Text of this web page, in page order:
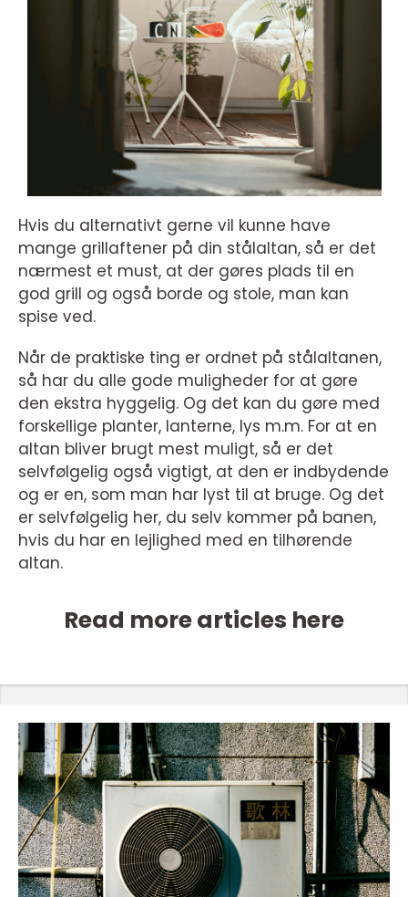
Hvis du alternativt gerne vil kunne have
mange grillaftener på din stålaltan, så er det
nærmest et must, at der gøres plads til en
god grill og også borde og stole, man kan
spise ved.
Når de praktiske ting er ordnet på stålaltanen,
så har du alle gode muligheder for at gøre
den ekstra hyggelig. Og det kan du gøre med
forskellige planter, lanterne, lys m.m. For at en
altan bliver brugt mest muligt, så er det
selvfølgelig også vigtigt, at den er indbydende
og er en, som man har lyst til at bruge. Og det
er selvfølgelig her, du selv kommer på banen,
hvis du har en lejlighed med en tilhørende
altan.
Read more articles here